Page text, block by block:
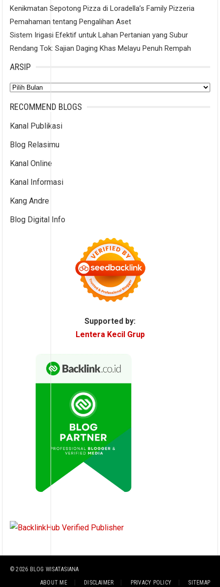
Kenikmatan Sepotong Pizza di Loradella’s Family Pizzeria
Pemahaman tentang Pengalihan Aset
Sistem Irigasi Efektif untuk Lahan Pertanian yang Subur
Rendang Tok: Sajian Daging Khas Melayu Penuh Rempah
ARSIP
Arsip
RECOMMEND BLOGS
Kanal Publikasi
Blog Relasimu
Kanal Online
Kanal Informasi
Kang Andre
Blog Digital Info
Supported by:
Lentera Kecil Grup
© 2026 BLOG WISATASIANA
ABOUT ME
DISCLAIMER PRIVACY POLICY SITEMAP